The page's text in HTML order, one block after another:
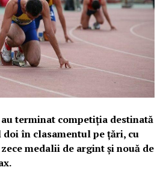
terminat competiţia destinată
în clasamentul pe ţări, cu
medalii de argint şi nouă de